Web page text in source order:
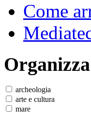
Come
Organizza
archeologia
arte e cultura
mare